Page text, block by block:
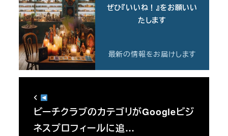
ぜひ『いいね！』をお願いい
たします
最新の情報をお届けします
ビーチクラブのカテゴリがGoogleビジ
ネスプロフィールに追…